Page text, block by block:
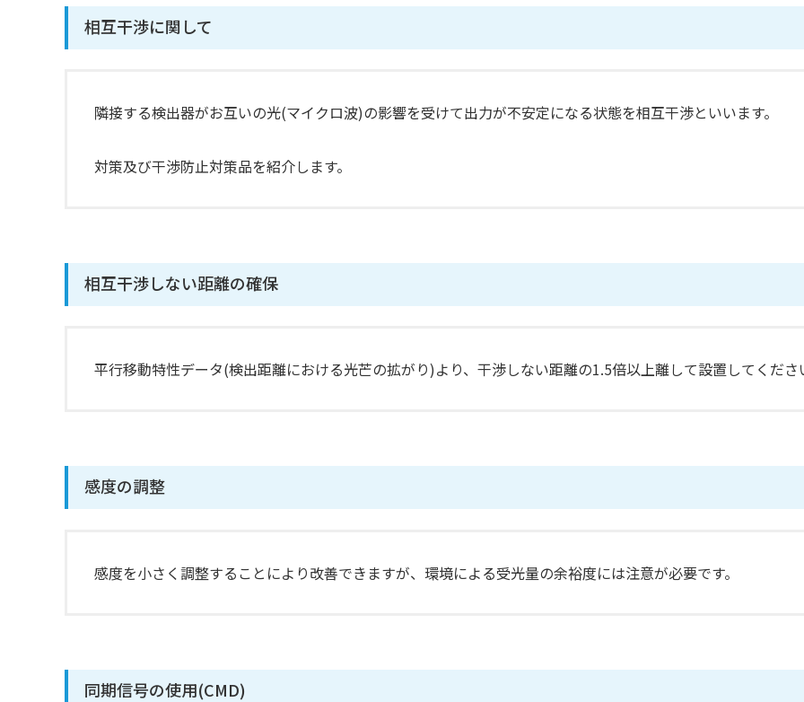
相互干渉に関して
隣接する検出器がお互いの光(マイクロ波)の影響を受けて出力が不安定になる状態を相互干渉といいます。
対策及び干渉防止対策品を紹介します。
相互干渉しない距離の確保
平行移動特性データ(検出距離における光芒の拡がり)より、干渉しない距離の1.5倍以上離して設置してくださ
感度の調整
感度を小さく調整することにより改善できますが、環境による受光量の余裕度には注意が必要です。
同期信号の使用(CMD)